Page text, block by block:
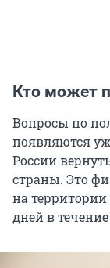
Кто может
Вопросы по
появляются
России
страны. Это
на
дней в